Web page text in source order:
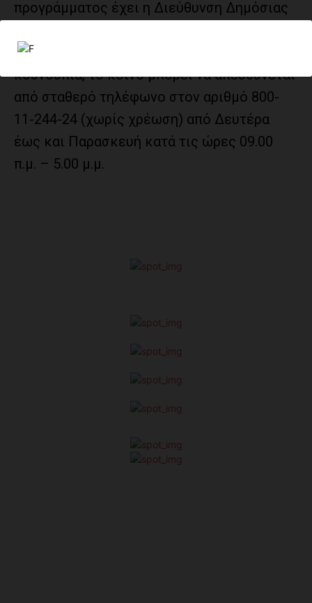
προγράμματος έχει η Διεύθυνση Δημόσιας
Για θέματα όχλησης και προστασίας από τα
κουνούπια, το κοινό μπορεί να απευθύνεται
από σταθερό τηλέφωνο στον αριθμό 800-
11-244-24 (χωρίς χρέωση) από Δευτέρα
έως και Παρασκευή κατά τις ώρες 09.00
π.μ. – 5.00 μ.μ.